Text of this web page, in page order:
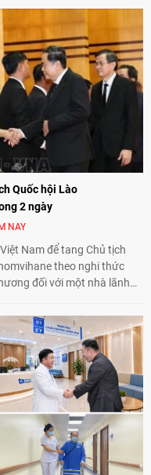
chịu hậu quả chiến tranh,
da cam/dioxin.
Quốc hội Lào
2 ngày
NAY
Nam để tang Chủ tịch
theo nghi thức
đối với một nhà lãnh
Nam - Lào.